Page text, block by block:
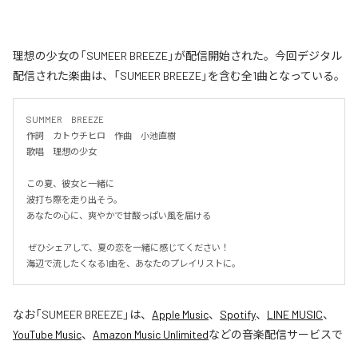
理想の少女の「SUMEER BREEZE」が配信開始された。今回デジタル
配信された楽曲は、「SUMEER BREEZE」を含む全1曲となっている。
SUMMER　BREEZE
作詞　カトウチヒロ　作曲　小池直樹
歌唱　理想の少女
この夏、彼女と一緒に
波打ち際を走り出そう。
あなたの心に、爽やかで甘酸っぱい風を届ける
海辺で流したくなる1曲を、あなたのプレイリストに。
なお「SUMEER BREEZE」は、 Apple Music、 Spotify、 LINE MUSIC、
YouTube Music、 Amazon Music Unlimitedなどの音楽配信サービスで